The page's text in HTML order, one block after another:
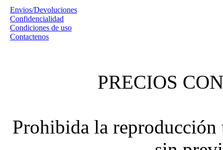
Envios/Devoluciones
Confidencialidad
Condiciones de uso
Contactenos
PRECIOS
Prohibida la